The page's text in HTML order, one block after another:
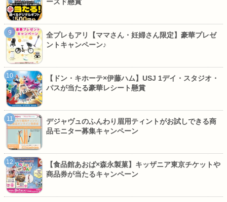
全プレもアリ【ママさん・妊婦さん限定】豪華プレゼ
ントキャンペーン♪
【ドン・キホーテ×伊藤ハム】USJ 1デイ・スタジオ・
パスが当たる豪華レシート懸賞
デジャヴュのふんわり眉用ティントがお試しできる商
品モニター募集キャンペーン
【食品館あおば×森永製菓】キッザニア東京チケットや
商品券が当たるキャンペーン